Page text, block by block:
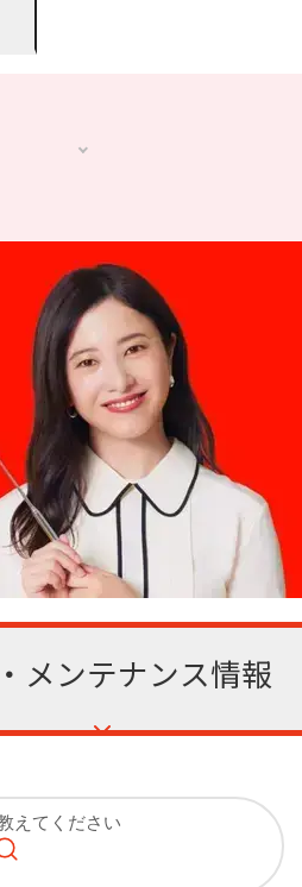
う支援について
サポー
メンテナンス情報